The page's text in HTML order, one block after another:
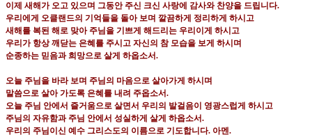
이제 새해가 오고 있으며 그동안 주신 크신 사랑에 감사와 찬양을 드립니다.
우리에게 오클랜드의 기억들을 돌아 보며 깔끔하게 정리하게 하시고
새해를 복된 해로 맞아 주님을 기쁘게 해드리는 우리이게 하시고
우리가 항상 깨닫는 은혜를 주시고 자신의 참 모습을 보게 하시며
순종하는 믿음과 희망으로 살게 하옵소서.
오늘 주님을 바라 보며 주님의 마음으로 살아가게 하시며
말씀으로 살아 가도록 은혜를 내려 주옵소서.
오늘 주님 안에서 즐거움으로 살면서 우리의 발걸음이 영광스럽게 하시고
주님의 자유함과 주님 안에서 성실하게 살게 하옵소서.
우리의 주님이신 예수 그리스도의 이름으로 기도합니다. 아멘.